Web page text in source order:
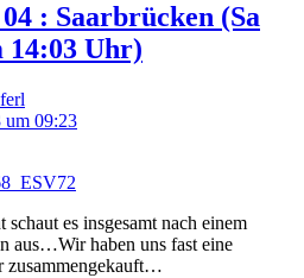
: Saarbrücken (Sa
14:03 Uhr)
um 09:23
schaut es insgesamt nach einem
aus…Wir haben uns fast eine
zusammengekauft…